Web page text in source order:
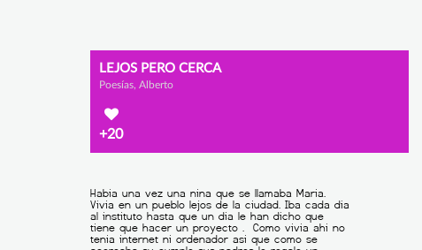
LEJOS PERO CERCA
Poesías, Alberto
+20